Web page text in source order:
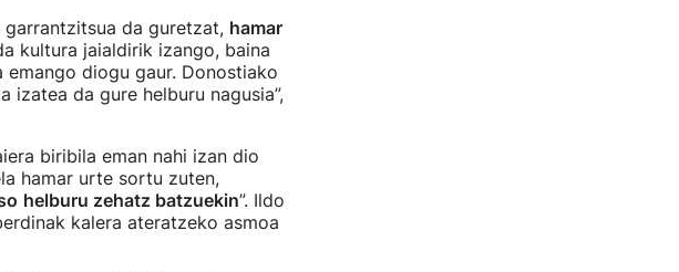
garrantzitsua da guretzat, hamar
kultura jaialdirik izango, baina
diogu gaur. Donostiako
da gure helburu nagusia”,
biribila eman nahi izan dio
hamar urte sortu zuten,
helburu zehatz batzuekin”. Ildo
kalera ateratzeko asmoa